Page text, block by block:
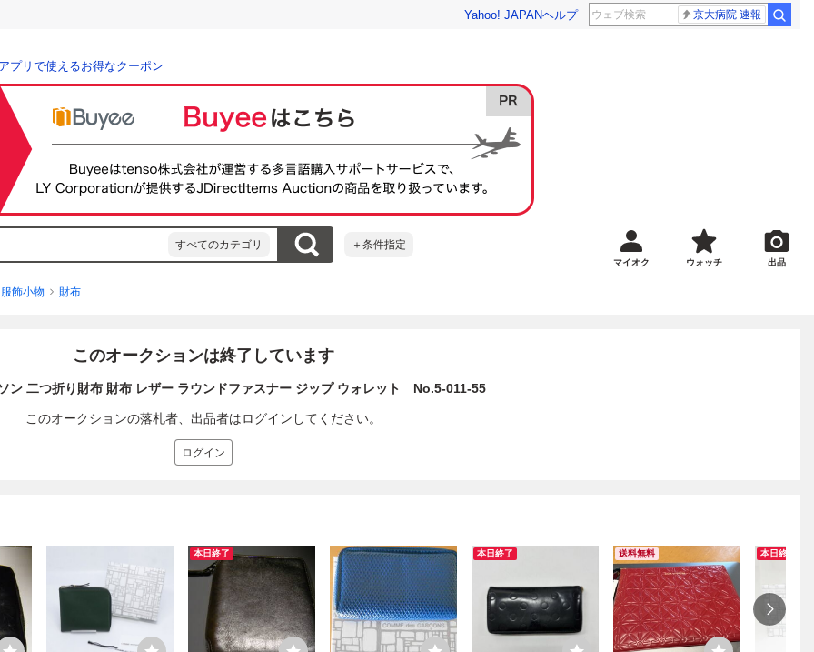
Yahoo! JAPANヘルプ 京大病院 速報
プリで使えるお得なクーポン
すべてのカテゴリ ＋条件指定
マイオク ウォッチ 出品
服飾小物 財布
このオークションは終了しています
ン 二つ折り財布 財布 レザー ラウンドファスナー ジップ ウォレット No.5-011-55
このオークションの落札者、出品者はログインしてください。
ログイン
本日終了 本日終了 送料無料 本日終了